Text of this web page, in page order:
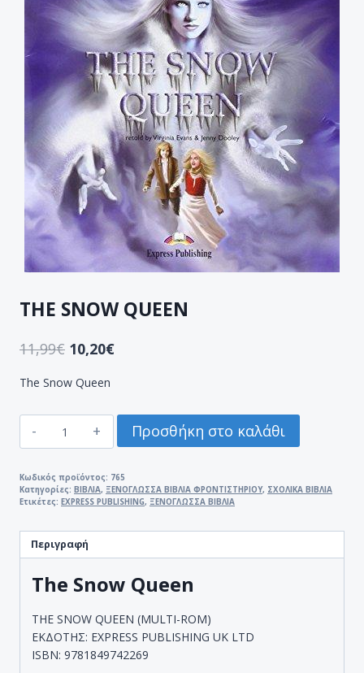
THE SNOW QUEEN
11,99€ 10,20€
The Snow Queen
SNOW
ποσότητα
Προσθήκη στο καλάθι
Κωδικός προϊόντος: 765
Κατηγορίες: ΒΙΒΛΙΑ, ΞΕΝΟΓΛΩΣΣΑ ΒΙΒΛΙΑ ΦΡΟΝΤΙΣΤΗΡΙΟΥ, ΣΧΟΛΙΚΑ ΒΙΒΛΙΑ
Ετικέτες: EXPRESS PUBLISHING, ΞΕΝΟΓΛΩΣΣΑ ΒΙΒΛΙΑ
Περιγραφή
The Snow Queen
THE SNOW QUEEN (MULTI-ROM)
ΕΚΔΟΤΗΣ: EXPRESS PUBLISHING UK LTD
ISBN: 9781849742269